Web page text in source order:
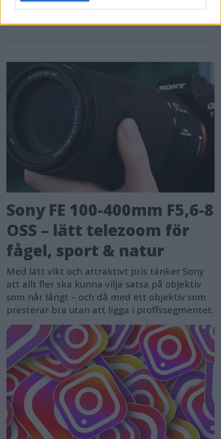
Sony FE 100-400mm F5,6-8
OSS – lätt telezoom för
fågel, sport & natur
Med lätt vikt och attraktivt pris tänker Sony
att allt fler ska kunna vilja satsa på objektiv
som når långt – och då med ett objektiv som
presterar bra utan att ligga i proffssegmentet.